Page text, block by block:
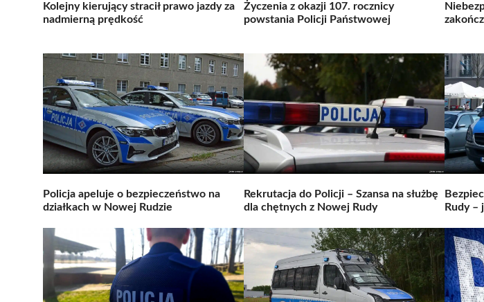
Kolejny kierujący stracił prawo jazdy za
nadmierną prędkość
Życzenia z okazji 107. rocznicy
powstania Policji Państwowej
Policja apeluje o bezpieczeństwo na
działkach w Nowej Rudzie
Rekrutacja do Policji – Szansa na służbę
dla chętnych z Nowej Rudy
Rudy –